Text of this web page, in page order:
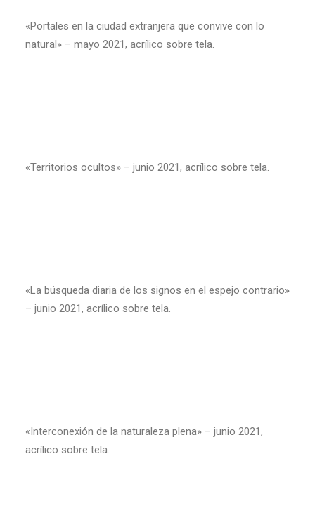
«Portales en la ciudad extranjera que convive con lo
natural» – mayo 2021, acrílico sobre tela.
«Territorios ocultos» – junio 2021, acrílico sobre tela.
«La búsqueda diaria de los signos en el espejo contrario»
– junio 2021, acrílico sobre tela.
«Interconexión de la naturaleza plena» – junio 2021,
acrílico sobre tela.